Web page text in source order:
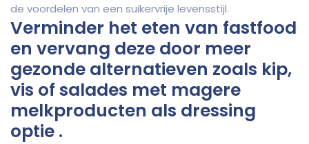
de voordelen van een suikervrije levensstijl.
Verminder het eten van fastfood
en vervang deze door meer
gezonde alternatieven zoals kip,
vis of salades met magere
melkproducten als dressing
optie .